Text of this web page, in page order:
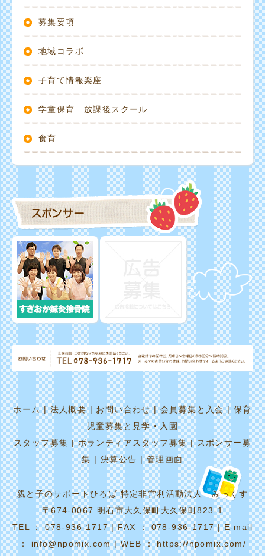
募集要項
地域コラボ
子育て情報楽座
学童保育 放課後スクール
食育
ホーム|法人概要| お問い合わせ|会員募集と入会|保育
児童募集と見学・入園
スタッフ募集 |ボランティアスタッフ募集| スポンサー募
集 |決算公告 |管理画面
親と子のサポートひろば 特定非営利活動法人 みっくす
〒674-0067 明石市大久保町大久保町823-1
TEL ： 078-936-1717 | FAX ： 078-936-1717 | E-mail
： info@npomix.com | WEB ： https://npomix.com/